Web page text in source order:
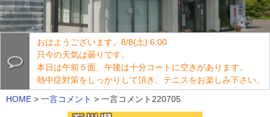
おはようございます。8/8(土) 6:00
只今の天気は曇りです。
本日は午前５面、午後は十分コートに空きがあります。
熱中症対策をしっかりして頂き、テニスをお楽しみ下さい。
HOME > 一言コメント > 一言コメント220705